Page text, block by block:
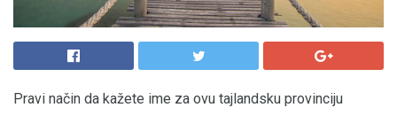
Pravi način da kažete ime za ovu tajlandsku provinciju